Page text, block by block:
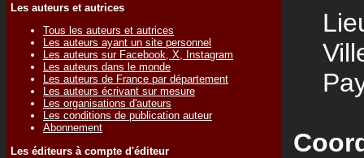
Les auteurs et autrices
Tous les auteurs et autrices
Les auteurs ayant un site personnel
Les auteurs sur Facebook, X, Instagram
Les auteurs dans le monde
Les auteurs de France par département
Les auteurs écrivant sur mesure
Les organisations d'auteurs
Les conditions de publication auteur
Abonnement
Les éditeurs à compte d'éditeur